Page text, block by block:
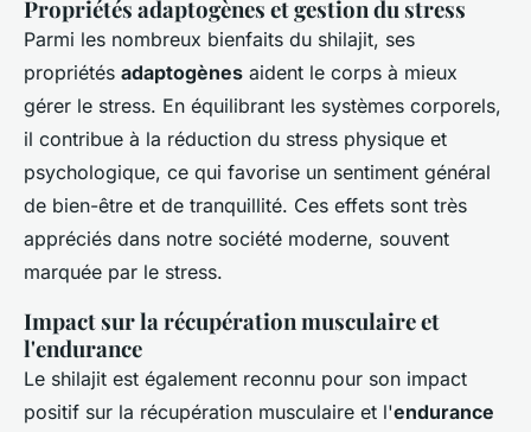
Propriétés adaptogènes et gestion du stress
Parmi les nombreux bienfaits du shilajit, ses
propriétés adaptogènes aident le corps à mieux
gérer le stress. En équilibrant les systèmes corporels,
il contribue à la réduction du stress physique et
psychologique, ce qui favorise un sentiment général
de bien-être et de tranquillité. Ces effets sont très
appréciés dans notre société moderne, souvent
marquée par le stress.
Impact sur la récupération musculaire et
l'endurance
Le shilajit est également reconnu pour son impact
positif sur la récupération musculaire et l'endurance